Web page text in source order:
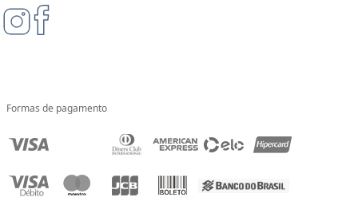
Formas de pagamento